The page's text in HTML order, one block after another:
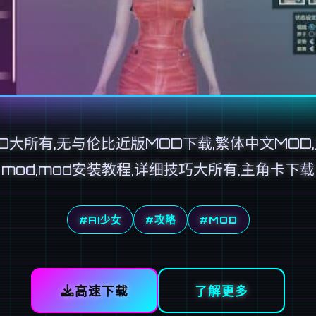
大所有,无与伦比近版MOD下载,繁体中文
mod,mod安装教程,详细技巧大所有,主角卡下载
#AI少女 #攻略 #MOD
高速下载 了解更多